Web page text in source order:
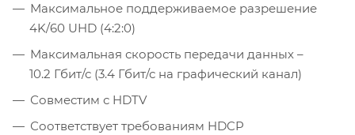
Максимальное поддерживаемое разрешение
4K/60 UHD (4:2:0)
Максимальная скорость передачи данных –
10.2 Гбит/с (3.4 Гбит/с на графический канал)
Совместим с HDTV
Соответствует требованиям HDCP